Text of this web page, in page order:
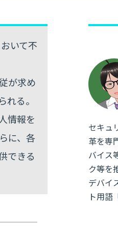
いて不
が求め
る。
情報を
に、各
できる
セキュ
革を専
バイス
ク等を
デバイ
ト用語